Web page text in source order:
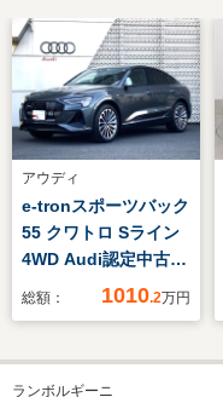
アウディ
e-tronスポーツバック
55 クワトロ Sライン
4WD Audi認定中古
車 ブラックスタイル
総額： 1010.2万円
ランボルギーニ